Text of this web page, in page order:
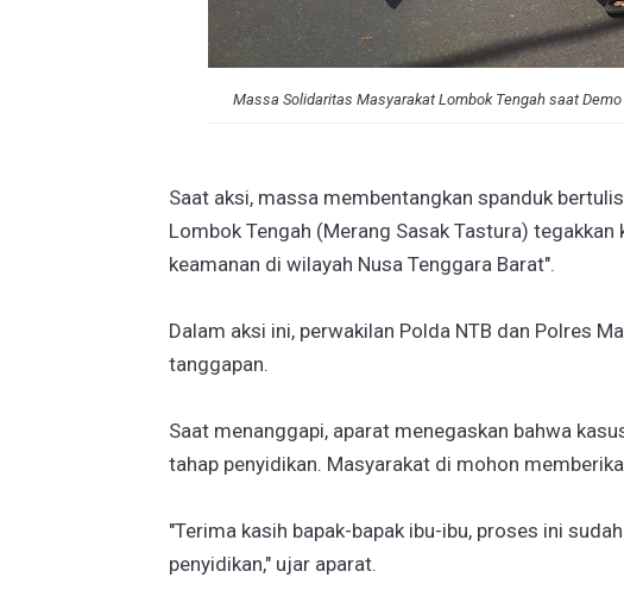
Massa Solidaritas Masyarakat Lombok Tengah saat
Saat aksi, massa membentangkan spanduk
Lombok Tengah (Merang Sasak Tastura)
keamanan di wilayah Nusa Tenggara Barat".
Dalam aksi ini, perwakilan Polda NTB dan Polres
tanggapan.
Saat menanggapi, aparat menegaskan bahwa
tahap penyidikan. Masyarakat di mohon
"Terima kasih bapak-bapak ibu-ibu, proses ini
penyidikan," ujar aparat.